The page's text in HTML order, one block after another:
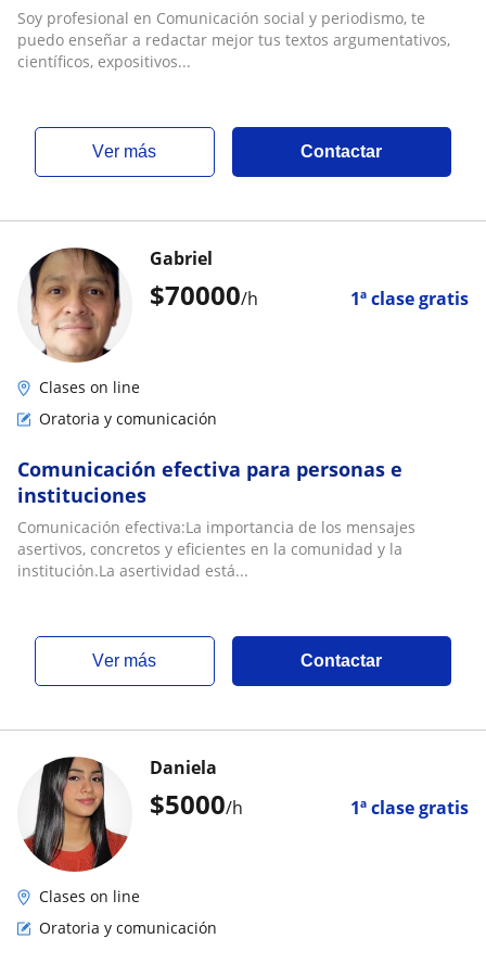
Soy profesional en Comunicación social y periodismo, te
puedo enseñar a redactar mejor tus textos argumentativos,
científicos, expositivos...
ver más Contactar
$70000/h 1ª clase gratis
Gabriel
Clases on line
Oratoria y comunicación
Comunicación efectiva para personas e
instituciones
Comunicación efectiva:La importancia de los mensajes
asertivos, concretos y eficientes en la comunidad y la
institución.La asertividad está...
ver más Contactar
$5000/h 1ª clase gratis
Daniela
Clases on line
Oratoria y comunicación